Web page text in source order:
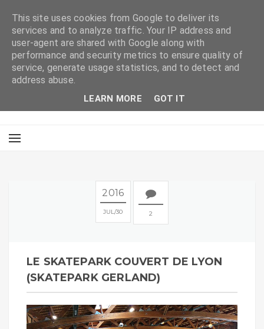
2016
JUL 30 2
LE SKATEPARK COUVERT DE LYON
(SKATEPARK GERLAND)
This site uses cookies from Google to deliver its
services and to analyze traffic. Your IP address and
user-agent are shared with Google along with
performance and security metrics to ensure quality of
service, generate usage statistics, and to detect and
address abuse.
LEARN MORE GOT IT